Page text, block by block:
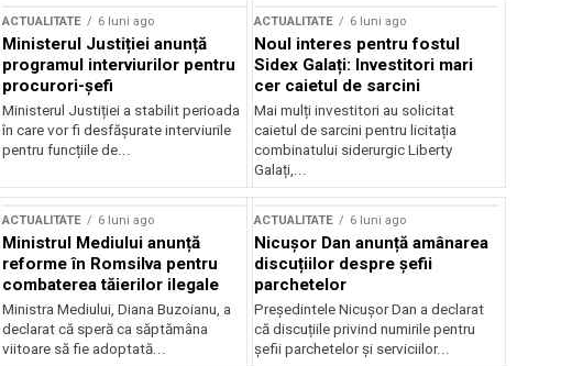
ACTUALITATE 6 luni ago
Ministerul Justiției anunță
programul interviurilor pentru
procurori-șefi
Ministerul Justiției a stabilit perioada
în care vor fi desfășurate interviurile
pentru funcțiile de...
ACTUALITATE 6 luni ago
Noul interes pentru fostul
Sidex Galați: Investitori mari
cer caietul de sarcini
Mai mulți investitori au solicitat
caietul de sarcini pentru licitația
combinatului siderurgic Liberty
Galați,...
ACTUALITATE 6 luni ago
Ministrul Mediului anunță
reforme în Romsilva pentru
combaterea tăierilor ilegale
Ministra Mediului, Diana Buzoianu, a
declarat că speră ca săptămâna
viitoare să fie adoptată...
ACTUALITATE 6 luni ago
Nicușor Dan anunță amânarea
discuțiilor despre șefii
parchetelor
Președintele Nicușor Dan a declarat
că discuțiile privind numirile pentru
șefii parchetelor și serviciilor...